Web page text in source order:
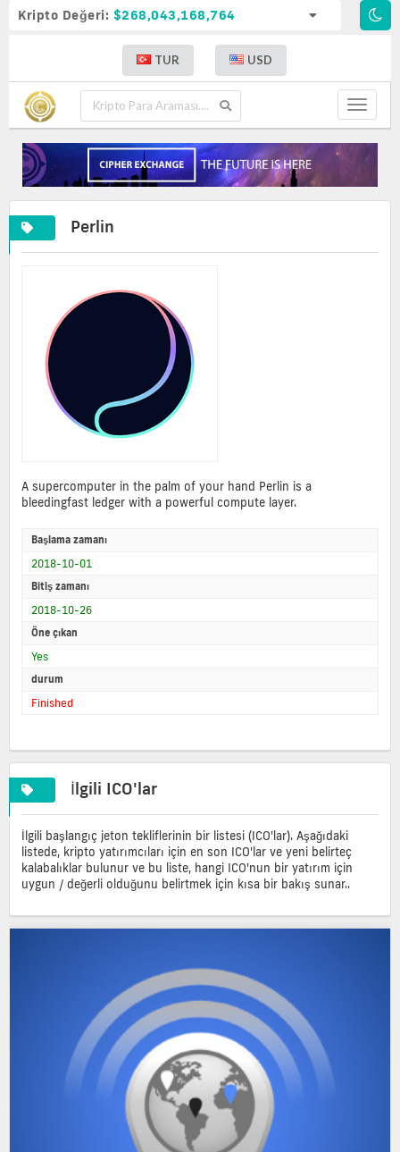
Kripto Değeri: $268,043,168,764
TUR USD
Toggle
Perlin
A supercomputer in the palm of your hand Perlin is a
bleedingfast ledger with a powerful compute layer.
Başlama zamanı
2018-10-01
Bitiş zamanı
2018-10-26
Öne çıkan
Yes
durum
Finished
İlgili ICO'lar
İlgili başlangıç jeton tekliflerinin bir listesi (ICO'lar). Aşağıdaki
listede, kripto yatırımcıları için en son ICO'lar ve yeni belirteç
kalabalıklar bulunur ve bu liste, hangi ICO'nun bir yatırım için
uygun / değerli olduğunu belirtmek için kısa bir bakış sunar..